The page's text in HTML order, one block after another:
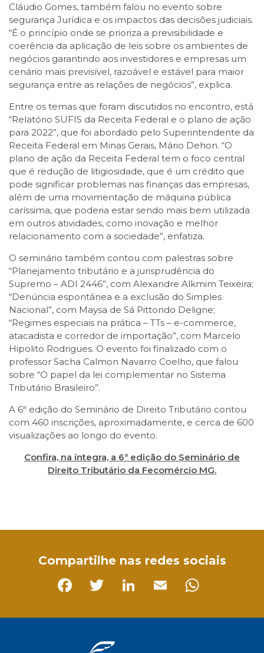
Cláudio Gomes, também falou no evento sobre
segurança Jurídica e os impactos das decisões judiciais.
“É o princípio onde se prioriza a previsibilidade e
coerência da aplicação de leis sobre os ambientes de
negócios garantindo aos investidores e empresas um
cenário mais previsível, razoável e estável para maior
segurança entre as relações de negócios”, explica.
Entre os temas que foram discutidos no encontro, está
“Relatório SUFIS da Receita Federal e o plano de ação
para 2022”, que foi abordado pelo Superintendente da
Receita Federal em Minas Gerais, Mário Dehon. “O
plano de ação da Receita Federal tem o foco central
que é redução de litigiosidade, que é um crédito que
pode significar problemas nas finanças das empresas,
além de uma movimentação de máquina pública
caríssima, que poderia estar sendo mais bem utilizada
em outros atividades, como inovação e melhor
relacionamento com a sociedade”, enfatiza.
O seminário também contou com palestras sobre
“Planejamento tributário e a jurisprudência do
Supremo – ADI 2446”, com Alexandre Alkmim Teixeira;
“Denúncia espontânea e a exclusão do Simples
Nacional”, com Maysa de Sá Pittondo Deligne;
“Regimes especiais na prática – TTs – e-commerce,
atacadista e corredor de importação”, com Marcelo
Hipolito Rodrigues. O evento foi finalizado com o
professor Sacha Calmon Navarro Coelho, que falou
sobre “O papel da lei complementar no Sistema
Tributário Brasileiro”.
A 6ª edição do Seminário de Direito Tributário contou
com 460 inscrições, aproximadamente, e cerca de 600
visualizações ao longo do evento.
Confira, na íntegra, a 6ª edição do Seminário de
Direito Tributário da Fecomércio MG.
Compartilhe nas redes sociais